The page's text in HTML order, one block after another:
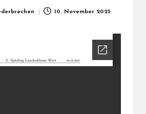
10. November 2025